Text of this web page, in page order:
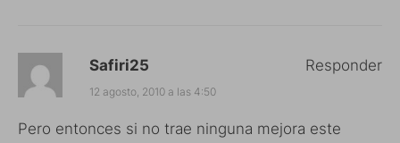
Safiri25
12 agosto, 2010 a las 4:50
Pero entonces si no trae ninguna mejora este
Responder